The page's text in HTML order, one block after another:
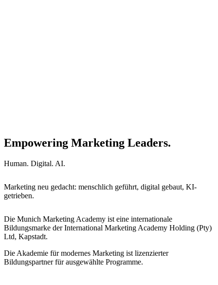
Empowering Marketing Leaders.
Human. Digital. AI.
Marketing neu gedacht: menschlich geführt, digital gebaut, KI-
getrieben.
Die Munich Marketing Academy ist eine internationale
Bildungsmarke der International Marketing Academy Holding (Pty)
Ltd, Kapstadt.
Die Akademie für modernes Marketing ist lizenzierter
Bildungspartner für ausgewählte Programme.